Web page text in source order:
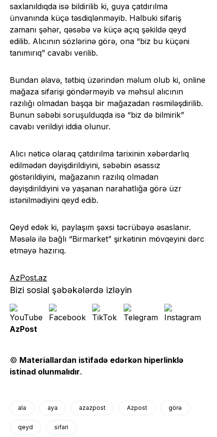
saxlanıldıqda isə bildirilib ki, guya çatdırılma
ünvanında küçə təsdiqlənməyib. Halbuki sifariş
zamanı şəhər, qəsəbə və küçə açıq şəkildə qeyd
edilib. Alıcının sözlərinə görə, ona “biz bu küçəni
tanımırıq” cavabı verilib.
Bundan əlavə, tətbiq üzərindən məlum olub ki, online
mağaza sifarişi göndərməyib və məhsul alıcının
razılığı olmadan başqa bir mağazadan rəsmiləşdirilib.
Bunun səbəbi soruşulduqda isə “biz də bilmirik”
cavabı verildiyi iddia olunur.
Alıcı nəticə olaraq çatdırılma tarixinin xəbərdarlıq
edilmədən dəyişdirildiyini, səbəbin əsassız
göstərildiyini, mağazanın razılıq olmadan
dəyişdirildiyini və yaşanan narahatlığa görə üzr
istənilmədiyini qeyd edib.
Qeyd edək ki, paylaşım şəxsi təcrübəyə əsaslanır.
Məsələ ilə bağlı “Birmarket” şirkətinin mövqeyini dərc
etməyə hazırıq.
AzPost.az
Bizi sosial şəbəkələrdə izləyin
AzPost
© Materiallardan istifadə edərkən hiperlinklə
istinad olunmalıdır.
ala aya azazpost Azpost görə
qeyd sifari